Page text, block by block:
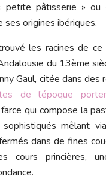
petite pâtisserie » ou
origines ibériques.
les racines de
du 13ème
Gaul, citée dans des
de l’époque
qui compose la
mêlant
dans de fines
cours princières,